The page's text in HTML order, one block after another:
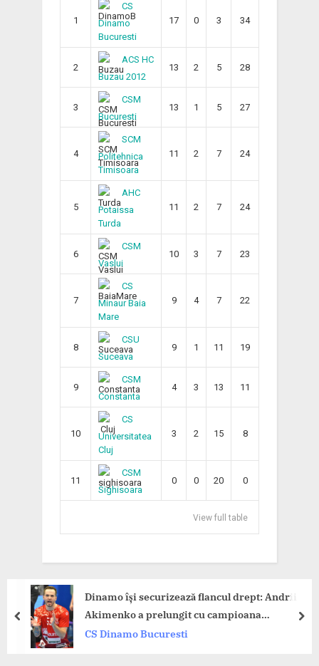
1
CS
Dinamo
Bucuresti
17 0 3 34
2
ACS HC
Buzau 2012
13 2 5 28
3
CSM
Bucuresti
13 1 5 27
4
SCM
Politehnica
Timisoara
11 2 7 24
5
AHC
Potaissa
Turda
11 2 7 24
6
CSM
Vaslui
10 3 7 23
7
CS
Minaur Baia
Mare
9 4 7 22
8
CSU
Suceava
9 1 11 19
9
CSM
Constanta
4 3 13 11
10
CS
Universitatea
Cluj
3 2 15 8
11
CSM
Sighisoara
0 0 20 0
View full table
Dinamo își securizează flancul drept: Andrii
Akimenko a prelungit cu campioana
României!
CS Dinamo Bucuresti
prev